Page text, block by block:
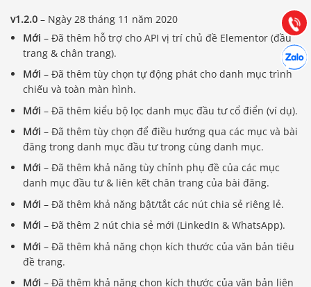
v1.2.0 – Ngày 28 tháng 11 năm 2020
Mới – Đã thêm hỗ trợ cho API vị trí chủ đề Elementor (đầu
trang & chân trang).
Mới – Đã thêm tùy chọn tự động phát cho danh mục trình
chiếu và toàn màn hình.
Mới – Đã thêm kiểu bộ lọc danh mục đầu tư cổ điển (ví dụ).
Mới – Đã thêm tùy chọn để điều hướng qua các mục và bài
đăng trong danh mục đầu tư trong cùng danh mục.
Mới – Đã thêm khả năng tùy chỉnh phụ đề của các mục
danh mục đầu tư & liên kết chân trang của bài đăng.
Mới – Đã thêm khả năng bật/tắt các nút chia sẻ riêng lẻ.
Mới – Đã thêm 2 nút chia sẻ mới (LinkedIn & WhatsApp).
Mới – Đã thêm khả năng chọn kích thước của văn bản tiêu
đề trang.
Mới – Đã thêm khả năng chọn kích thước của văn bản liên
Gọi
(028) 22.166.144
Chát